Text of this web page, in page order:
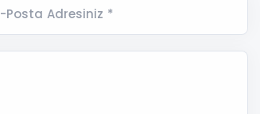
Posta Adresiniz *